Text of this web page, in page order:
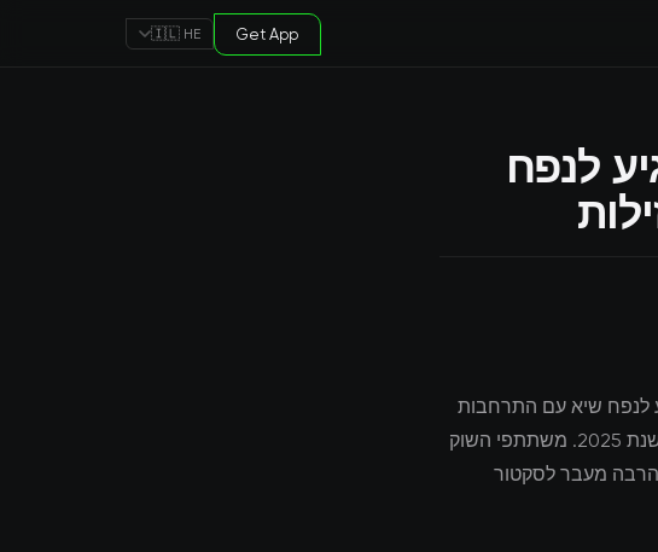
🇮🇱 HE Get App
לנפח
לנפח שיא עם התרחבות
פתרונות נזילות מייצג אחד מההתפתחויות המשמעותיות ביותר של שנת 2025. משתתפי השוק
מעבר לסקטור